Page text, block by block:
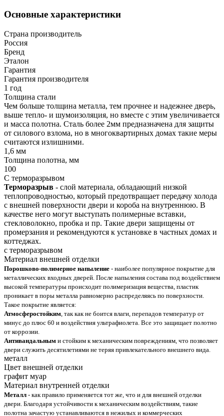
Основные характеристики
Страна производитель
Россия
Бренд
Эталон
Гарантия
Гарантия производителя
1 год
Толщина стали
Чем больше толщина металла, тем прочнее и надежнее дверь,
выше тепло- и шумоизоляция, но вместе с этим увеличивается
и масса полотна. Сталь более 2мм предназначена для защиты
от силового взлома, но в многоквартирных домах такие меры
считаются излишними.
1,6 мм
Толщина полотна, мм
100
С терморазрывом
Терморазрыв - слой материала, обладающий низкой
теплопроводностью, который предотвращает передачу холода
с внешней поверхности двери и короба на внутреннюю. В
качестве него могут выступать полимерные вставки,
стекловолокно, пробка и пр. Такие двери защищены от
промерзания и рекомендуются к установке в частных домах и
коттеджах.
с терморазрывом
Материал внешней отделки
Порошково-полимерное напыление - наиболее популярное покрытие для
металлических входных дверей. После напыления состава под воздействием
высокой температуры происходит полимеризация вещества, пластик
проникает в поры металла равномерно распределяясь по поверхности.
Такое покрытие является:
Атмосферостойким , так как не боится влаги, перепадов температур от
минус до плюс 60 и воздействия ультрафиолета. Все это защищает полотно
от коррозии.
Антивандальным и стойким к механическим повреждениям, что позволяет
двери служить десятилетиями не теряя привлекательного внешнего вида.
металл
Цвет внешней отделки
графит муар
Материал внутренней отделки
Металл - как правило применяется тот же, что и для внешней отделки
двери. Благодаря устойчивости к механическим воздействиям, такие
полотна зачастую устанавливаются в нежилых и коммерческих